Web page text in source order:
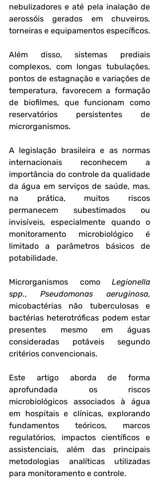
nebulizadores e até pela inalação de
aerossóis gerados em chuveiros,
Além disso, sistemas prediais
complexos, com longas tubulações,
pontos de estagnação e variações de
temperatura, favorecem a formação
de biofilmes, que funcionam como
reservatórios persistentes de
microrganismos.
A legislação brasileira e as normas
internacionais reconhecem a
importância do controle da qualidade
da água em serviços de saúde, mas,
na prática, muitos riscos
permanecem subestimados ou
invisíveis, especialmente quando o
monitoramento microbiológico é
limitado a parâmetros básicos de
potabilidade.
Microrganismos como Legionella
spp., Pseudomonas aeruginosa,
micobactérias não tuberculosas e
bactérias heterotróficas podem estar
presentes mesmo em águas
consideradas potáveis segundo
critérios convencionais.
Este artigo aborda de forma
aprofundada os riscos
microbiológicos associados à água
em hospitais e clínicas, explorando
fundamentos teóricos, marcos
regulatórios, impactos científicos e
assistenciais, além das principais
metodologias analíticas utilizadas
para monitoramento e controle.